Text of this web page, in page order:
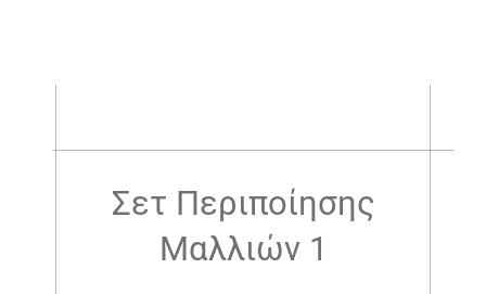
Σετ Περιποίησης
Μαλλιών 1